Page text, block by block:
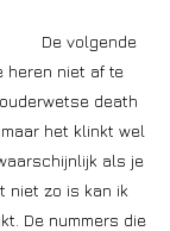
De volgende
heren niet af te
death
het klinkt wel
als je
niet zo is kan ik
De nummers die